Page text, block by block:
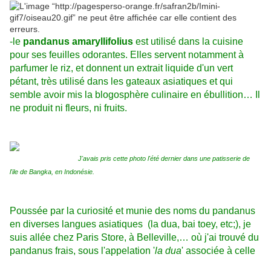
-le pandanus amaryllifolius est utilisé dans la cuisine
pour ses feuilles odorantes. Elles servent notamment à
parfumer le riz, et donnent un extrait liquide d'un vert
pétant, très utilisé dans les gateaux asiatiques et qui
semble avoir mis la blogosphère culinaire en ébullition… Il
ne produit ni fleurs, ni fruits.
J'avais pris cette photo l'été dernier dans une patisserie de
l'ile de Bangka, en Indonésie.
Poussée par la curiosité et munie des noms du pandanus
en diverses langues asiatiques (la dua, bai toey, etc;), je
suis allée chez Paris Store, à Belleville,… où j'ai trouvé du
pandanus frais, sous l'appelation 'la dua' associée à celle